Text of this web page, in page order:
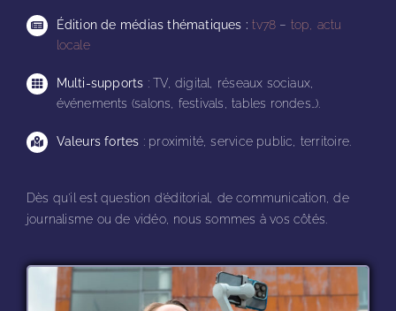
Édition de médias thématiques : tv78 – top, actu
locale
Multi-supports : TV, digital, réseaux sociaux,
événements (salons, festivals, tables rondes…).
Valeurs fortes : proximité, service public, territoire.
Dès qu’il est question d’éditorial, de communication, de
journalisme ou de vidéo, nous sommes à vos côtés.